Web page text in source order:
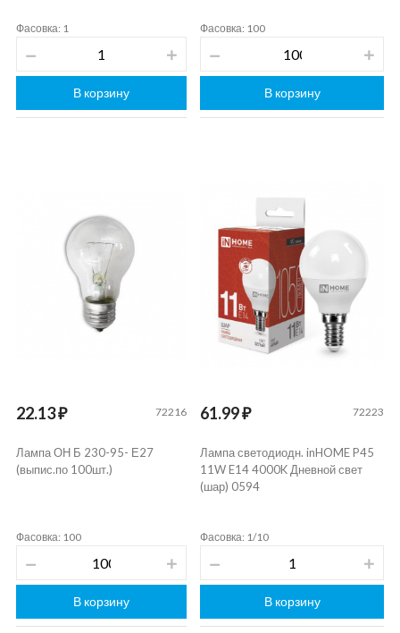
Фасовка: 1
В корзину
Фасовка: 100
В корзину
22.13 ₽ 72216
Лампа ОН Б 230-95- Е27
(выпис.по 100шт.)
Фасовка: 100
В корзину
61.99 ₽ 72223
Лампа светодиодн. inHOME P45
11W E14 4000K Дневной свет
(шар) 0594
Фасовка: 1/10
В корзину